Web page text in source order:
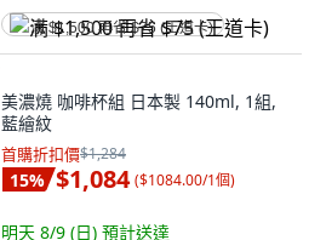
满 $1,500 再省 $75 (王道卡)
美濃燒 咖啡杯組 日本製 140ml, 1組,
藍繪紋
首購折扣價$1,284
15% $1,084 ($1084.00/1個)
明天 8/9 (日) 預計送達